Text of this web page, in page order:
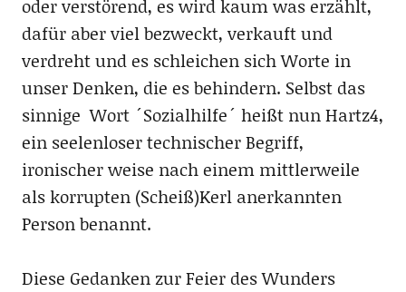
oder verstörend, es wird kaum was erzählt,
dafür aber viel bezweckt, verkauft und
verdreht und es schleichen sich Worte in
unser Denken, die es behindern. Selbst das
sinnige Wort ´Sozialhilfe´ heißt nun Hartz4,
ein seelenloser technischer Begriff,
ironischer weise nach einem mittlerweile
als korrupten (Scheiß)Kerl anerkannten
Person benannt.
Diese Gedanken zur Feier des Wunders